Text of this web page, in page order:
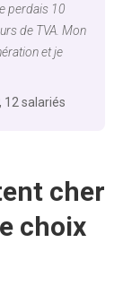
perdais 10
de TVA. Mon
et je
12 salariés
cher
choix